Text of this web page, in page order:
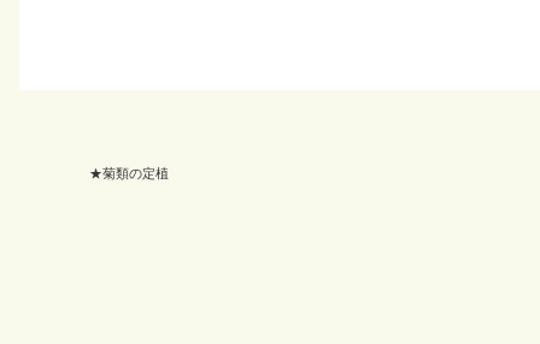
★菊類の定植